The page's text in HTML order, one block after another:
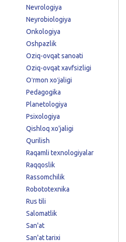
Nevrologiya
Neyrobiologiya
Onkologiya
Oshpazlik
Oziq-ovqat sanoati
Oziq-ovqat xavfsizligi
Oʻrmon xoʻjaligi
Pedagogika
Planetologiya
Psixologiya
Qishloq xo'jaligi
Qurilish
Raqamli texnologiyalar
Raqqoslik
Rassomchilik
Robototexnika
Rus tili
Salomatlik
San'at
San'at tarixi